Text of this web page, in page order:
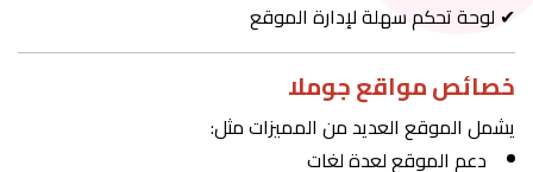
✔ لوحة تحكم سهلة لإدارة الموقع
خصائص مواقع جوملا
يشمل الموقع العديد من المميزات مثل:
دعم الموقع لعدة لغات